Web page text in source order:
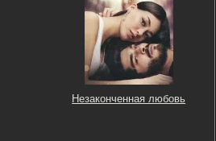
Незаконченная любовь